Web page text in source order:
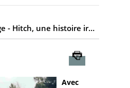
Arrêt sur image - Hitch, une histoire iranienne
Avec